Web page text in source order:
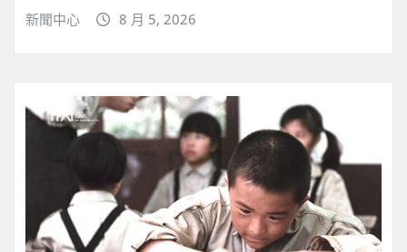
新聞中心 8 月 5, 2026